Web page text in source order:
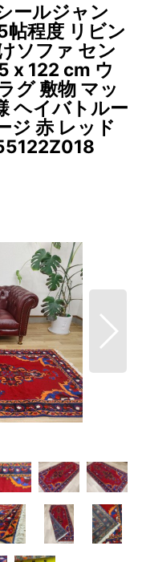
ールジャン
程度 リビン
ソファ セン
x 122 cm ウ
グ 敷物 マッ
ヘイバトルー
ジ 赤 レッド